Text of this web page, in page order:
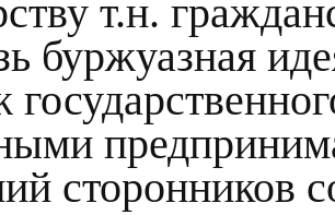
т.н.
буржуазная
сторонников